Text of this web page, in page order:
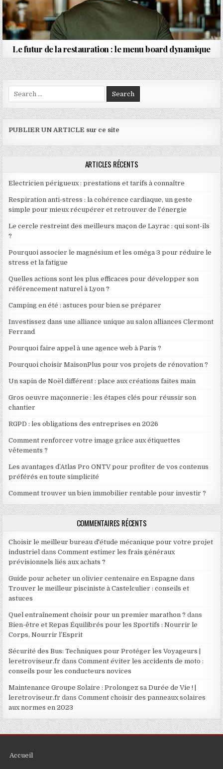
Le futur de la restauration : le menu board dynamique
Search for:
PUBLIER UN ARTICLE sur ce site
ARTICLES RÉCENTS
Electricien périgueux : prestations et tarifs à connaître
Respiration anti-stress : la cohérence cardiaque, un geste
simple pour mieux récupérer et retrouver de l’énergie
Le cercle restreint des meilleurs maçon de Layrac : qui sont-ils
?
Pourquoi associer le magnésium et les oméga 3 pour réduire le
stress et la fatigue
Quelles actions sont les plus efficaces pour développer son
référencement naturel à Lyon ?
Camping en été : astuces pour bien se préparer
Investissez dans une alliance unique au salon alliances Clermont
Ferrand
Pourquoi faire appel à une agence web à Paris ?
Pourquoi choisir MaisonPlus pour vos projets de rénovation ?
Un sapin de Noël différent : place aux créations faites main
Gros oeuvre maçonnerie : les étapes clés pour réussir son
chantier
RGPD : les obligations des entreprises en 2026
Comment renforcer votre image grâce aux étiquettes
vêtements ?
Les avantages d’Atlas Pro ONTV pour profiter de vos contenus
préférés en toute simplicité
Comment trouver un bien immobilier rentable pour investir ?
COMMENTAIRES RÉCENTS
Choisir le meilleur bureau d'étude mécanique pour votre projet
industriel dansComment estimer les frais généraux
prévisionnels liés aux achats ?
Guide pour acheter un olivier centenaire en Espagne dans
Trouver le meilleur pisciniste à Castelculier : conseils et
astuces
Quel entraînement choisir pour un premier marathon ? dans
Bien-être et Repas Équilibrés pour les Sportifs : Nourrir le
Corps, Nourrir l’Esprit
Sécurité des Bus: Techniques pour Protéger les Voyageurs |
leretroviseur.fr dansComment éviter les accidents de moto :
conseils pour les conducteurs novices
Maintenance Groupe Solaire : Prolongez sa Durée de Vie ! |
leretroviseur.fr dansComment choisir des panneaux solaires
aux normes en 2023
Accueil